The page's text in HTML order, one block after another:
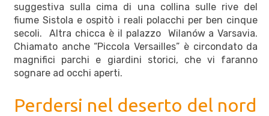
suggestiva sulla cima di una collina sulle rive del
fiume Sistola e ospitò i reali polacchi per ben cinque
secoli. Altra chicca è il palazzo Wilanów a Varsavia.
Chiamato anche “Piccola Versailles” è circondato da
magnifici parchi e giardini storici, che vi faranno
sognare ad occhi aperti.
Perdersi nel deserto del nord